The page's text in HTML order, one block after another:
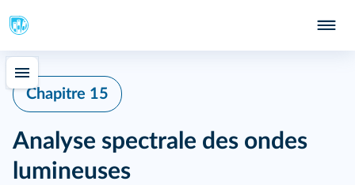
Chapitre 15
Analyse spectrale des ondes
lumineuses